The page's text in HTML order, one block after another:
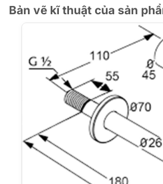
Bản vẽ kĩ thuật của sản